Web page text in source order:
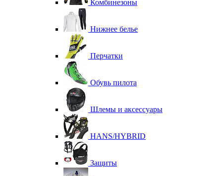
Комбинезоны
Нижнее белье
Перчатки
Обувь пилота
Шлемы и аксессуары
HANS/HYBRID
Защиты